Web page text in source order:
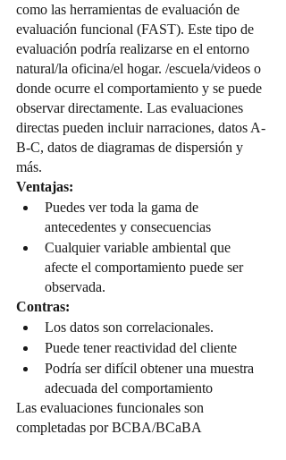
como las herramientas de evaluación de
evaluación funcional (FAST). Este tipo de
evaluación podría realizarse en el entorno
natural/la oficina/el hogar. /escuela/videos o
donde ocurre el comportamiento y se puede
observar directamente. Las evaluaciones
directas pueden incluir narraciones, datos A-
B-C, datos de diagramas de dispersión y
más.
Ventajas:
Puedes ver toda la gama de
antecedentes y consecuencias
Cualquier variable ambiental que
afecte el comportamiento puede ser
observada.
Contras:
Los datos son correlacionales.
Puede tener reactividad del cliente
Podría ser difícil obtener una muestra
adecuada del comportamiento
Las evaluaciones funcionales son
completadas por BCBA/BCaBA